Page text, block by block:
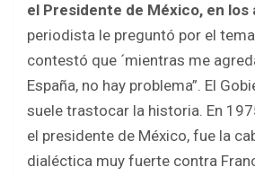
el Presidente de México, en los
periodista le preguntó por el
contestó que ´mientras me
España, no hay problema”. El
suele trastocar la historia. En
el presidente de México, fue la
dialéctica muy fuerte contra